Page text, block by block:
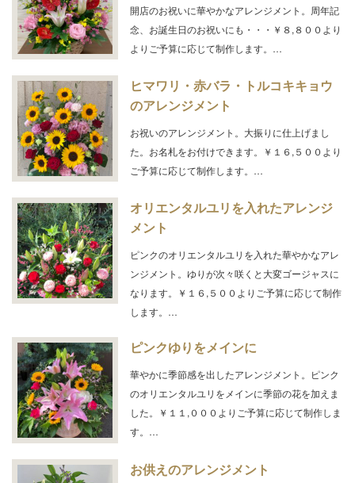
開店のお祝いに華やかなアレンジメント。周年記
念、お誕生日のお祝いにも・・・￥８,８００より
よりご予算に応じて制作します。…
ヒマワリ・赤バラ・トルコキキョウ
のアレンジメント
お祝いのアレンジメント。大振りに仕上げまし
た。お名札をお付けできます。￥１６,５００より
ご予算に応じて制作します。…
オリエンタルユリを入れたアレンジ
メント
ピンクのオリエンタルユリを入れた華やかなアレ
ンジメント。ゆりが次々咲くと大変ゴージャスに
なります。￥１６,５００よりご予算に応じて制作
します。…
ピンクゆりをメインに
華やかに季節感を出したアレンジメント。ピンク
のオリエンタルユリをメインに季節の花を加えま
した。￥１１,０００よりご予算に応じて制作しま
す。…
お供えのアレンジメント